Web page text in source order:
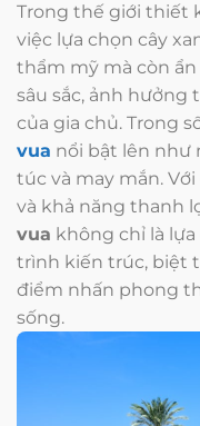
Trong thế giới thiết
việc lựa chọn cây
thẩm mỹ mà còn
sâu sắc, ảnh hưởng
của gia chủ. Trong
vua nổi bật lên như
túc và may mắn.
và khả năng thanh
vua không chỉ là
trình kiến trúc, biệt
điểm nhấn phong
sống.